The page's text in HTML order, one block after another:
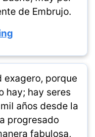
de Embrujo.
exagero, porque
hay; hay seres
años desde la
progresado
fabulosa,